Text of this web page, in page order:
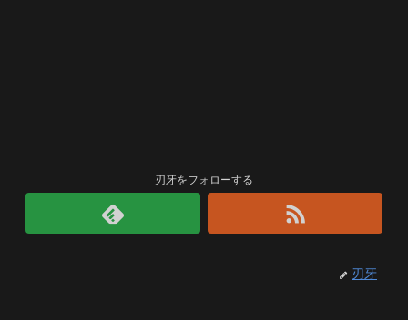
刃牙をフォローする
刃牙